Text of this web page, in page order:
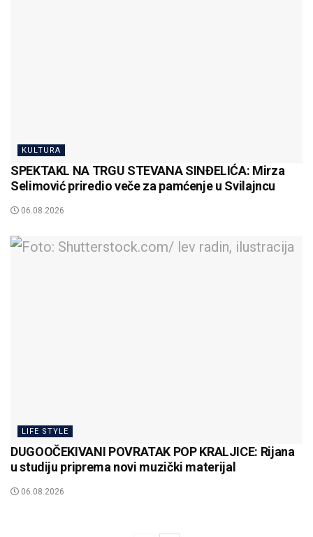
KULTURA
SPEKTAKL NA TRGU STEVANA SINĐELIĆA: Mirza
Selimović priredio veče za pamćenje u Svilajncu
06.08.2026
LIFE STYLE
DUGOOČEKIVANI POVRATAK POP KRALJICE: Rijana
u studiju priprema novi muzički materijal
06.08.2026